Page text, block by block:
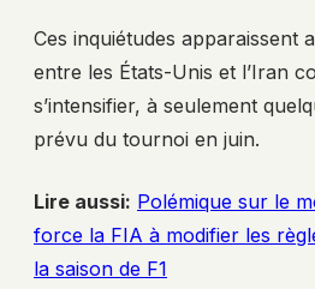
Ces inquiétudes apparaissent
entre les États-Unis et l’Iran
s’intensifier, à seulement
prévu du tournoi en juin.
Lire aussi: Polémique sur le
force la FIA à modifier les
la saison de F1